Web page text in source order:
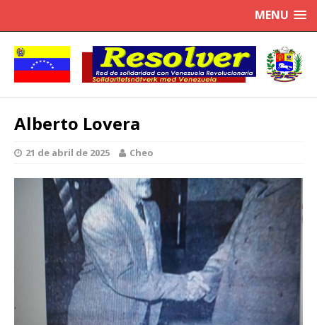
MENU
Alberto Lovera
21 de abril de 2025 Cheo